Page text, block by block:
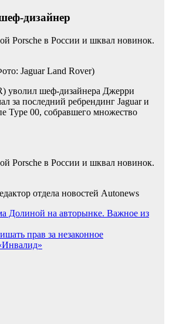
дизайнер
Jaguar Land Rover)
уволил шеф-дизайнера Джерри
за последний ребрендинг Jaguar и
Type 00, собравшего множество
отдела новостей Autonews
Долиной на авторынке. Важное из
прав за незаконное